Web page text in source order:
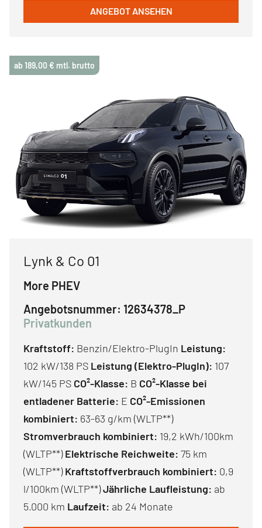
ANGEBOT ANSEHEN
ab 189,00 € mtl. brutto
Lynk & Co 01
More PHEV
Angebotsnummer: 12634378_P
Privatkunden
Kraftstoff: Benzin/Elektro-PlugIn Leistung:
102 kW/138 PS Leistung (Elektro-PlugIn): 107
kW/145 PS CO²-Klasse: B CO²-Klasse bei
entladener Batterie: E CO²-Emissionen
kombiniert: 63-63 g/km (WLTP**)
Stromverbrauch kombiniert: 19,2 kWh/100km
(WLTP**)Elektrische Reichweite: 75 km
(WLTP**)Kraftstoffverbrauch kombiniert: 0,9
l/100km (WLTP**)Jährliche Laufleistung: ab
5.000 km Laufzeit: ab 24 Monate